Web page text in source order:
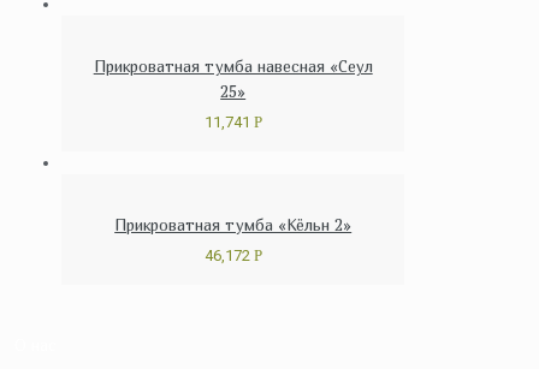
Прикроватная тумба навесная «Сеул
25»
11,741 Р
Прикроватная тумба «Кёльн 2»
46,172 Р